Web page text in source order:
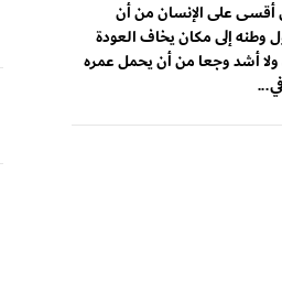
على الإنسان من أن
وطنه إلى مكان يخاف العودة
ولا أشد وجعا من أن يحمل عمره